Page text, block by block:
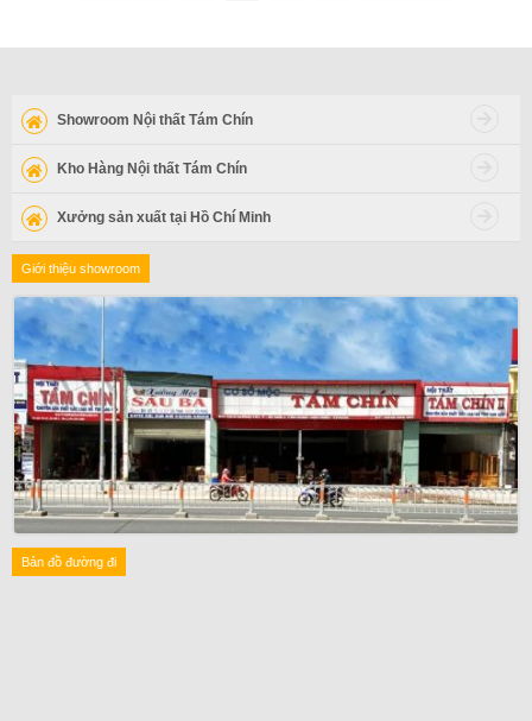
Showroom Nội thất Tám Chín
Kho Hàng Nội thất Tám Chín
Xưởng sản xuất tại Hồ Chí Minh
Giới thiệu showroom
Bản đồ đường đi